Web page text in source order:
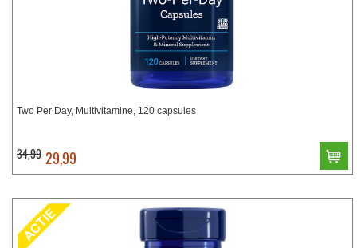
Two Per Day, Multivitamine, 120 capsules
34,99 29,99